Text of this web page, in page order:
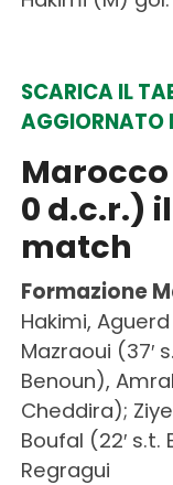
SCARICA IL
AGGIORNATO
0 d.c.r.)
match
Formazione
Hakimi,
Mazraoui (37′
Benoun),
Cheddira);
Boufal (22′ s.t.
Regragui